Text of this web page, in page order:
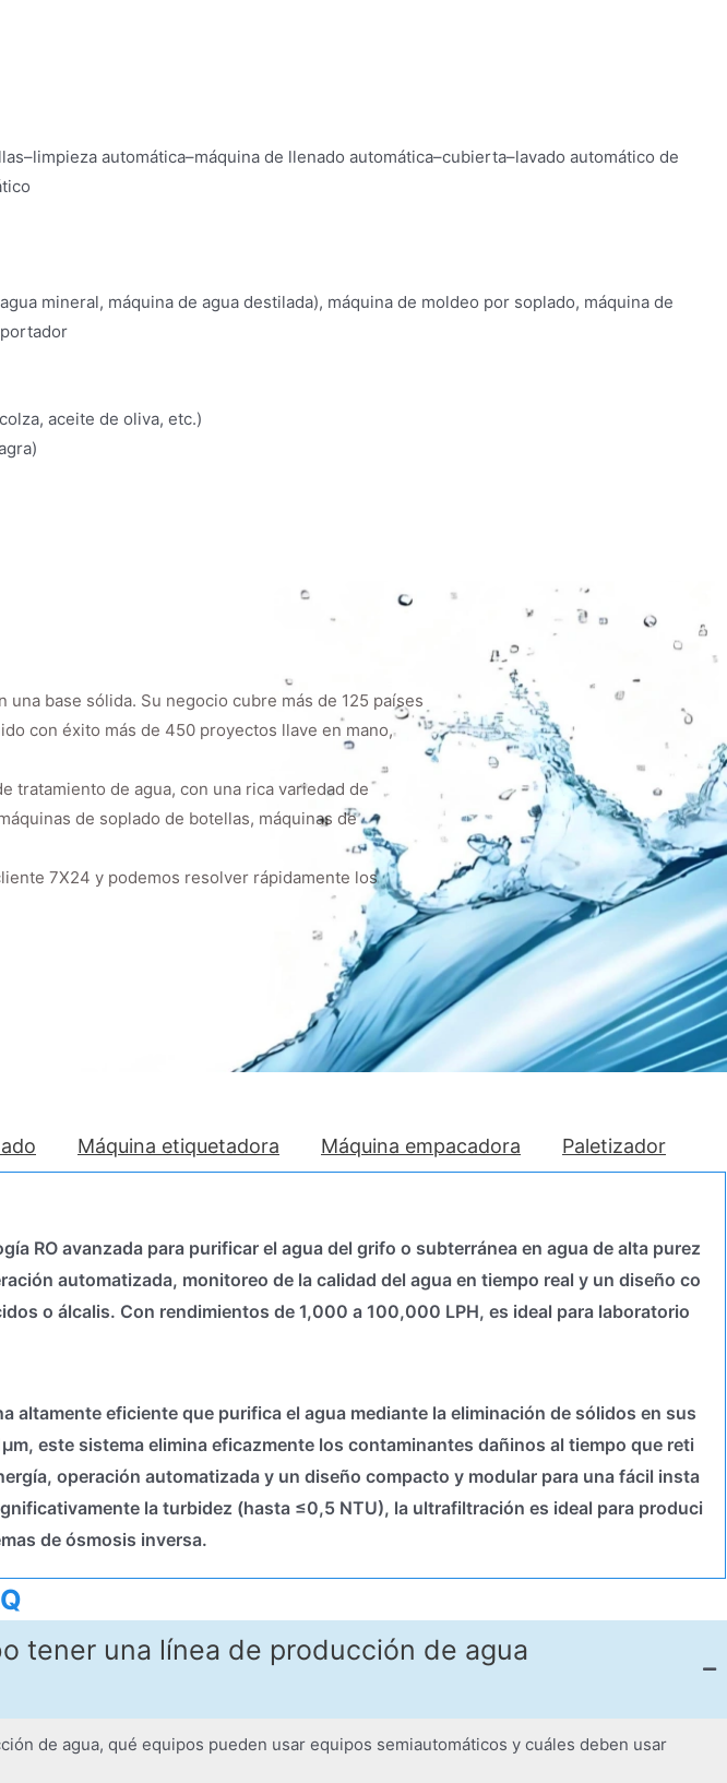
automática–máquina de llenado automática–cubierta–lavado automático de
mineral, máquina de agua destilada), máquina de moldeo por soplado, máquina de
aceite de oliva, etc.)
base sólida. Su negocio cubre más de 125 países
con éxito más de 450 proyectos llave en mano,
tratamiento de agua, con una rica variedad de
de soplado de botellas, máquinas de
7X24 y podemos resolver rápidamente los
Máquina etiquetadora Máquina empacadora Paletizador
RO avanzada para purificar el agua del grifo o subterránea en agua de alta purez
automatizada, monitoreo de la calidad del agua en tiempo real y un diseño co
o álcalis. Con rendimientos de 1,000 a 100,000 LPH, es ideal para laboratorio
eficiente que purifica el agua mediante la eliminación de sólidos en sus
este sistema elimina eficazmente los contaminantes dañinos al tiempo que reti
operación automatizada y un diseño compacto y modular para una fácil insta
la turbidez (hasta ≤0,5 NTU), la ultrafiltración es ideal para produci
de ósmosis inversa.
tener una línea de producción de agua
de agua, qué equipos pueden usar equipos semiautomáticos y cuáles deben usar